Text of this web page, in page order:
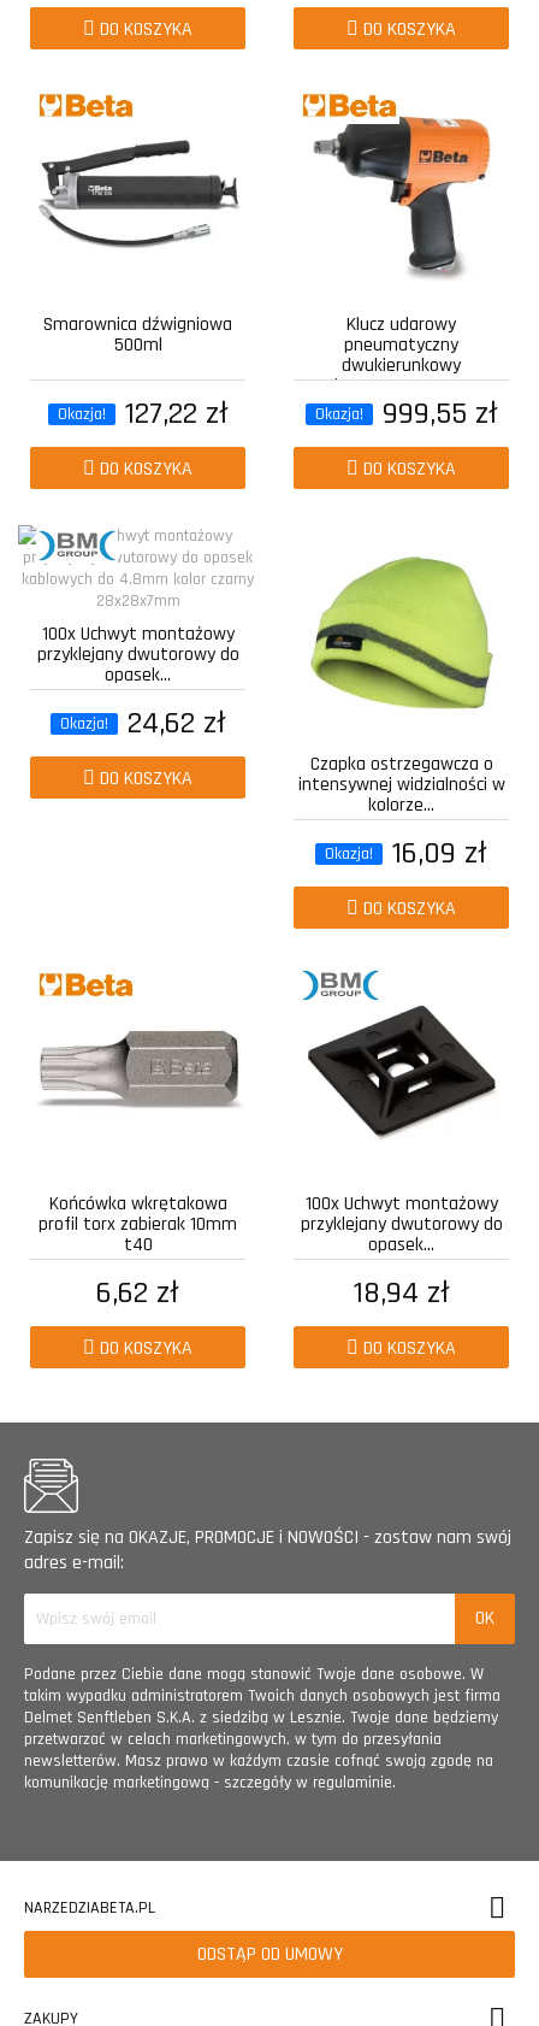
DO KOSZYKA DO KOSZYKA
Smarownica dźwigniowa
500ml
Okazja! 127,22 zł
DO KOSZYKA
Klucz udarowy
pneumatyczny
dwukierunkowy
kompozytowy z...
Okazja! 999,55 zł
DO KOSZYKA
100x Uchwyt montażowy
przyklejany dwutorowy do
opasek...
Okazja! 24,62 zł
DO KOSZYKA
Czapka ostrzegawcza o
intensywnej widzialności w
kolorze...
Okazja! 16,09 zł
DO KOSZYKA
Końcówka wkrętakowa
profil torx zabierak 10mm
t40
6,62 zł
DO KOSZYKA
100x Uchwyt montażowy
przyklejany dwutorowy do
opasek...
18,94 zł
DO KOSZYKA
Zapisz się na OKAZJE, PROMOCJE i NOWOŚCI - zostaw nam swój
adres e-mail:
Podane przez Ciebie dane mogą stanowić Twoje dane osobowe. W
takim wypadku administratorem Twoich danych osobowych jest firma
Delmet Senftleben S.K.A. z siedzibą w Lesznie. Twoje dane będziemy
przetwarzać w celach marketingowych, w tym do przesyłania
newsletterów. Masz prawo w każdym czasie cofnąć swoją zgodę na
komunikację marketingową - szczegóły w regulaminie.
NARZEDZIABETA.PL
ODSTĄP OD UMOWY
ZAKUPY